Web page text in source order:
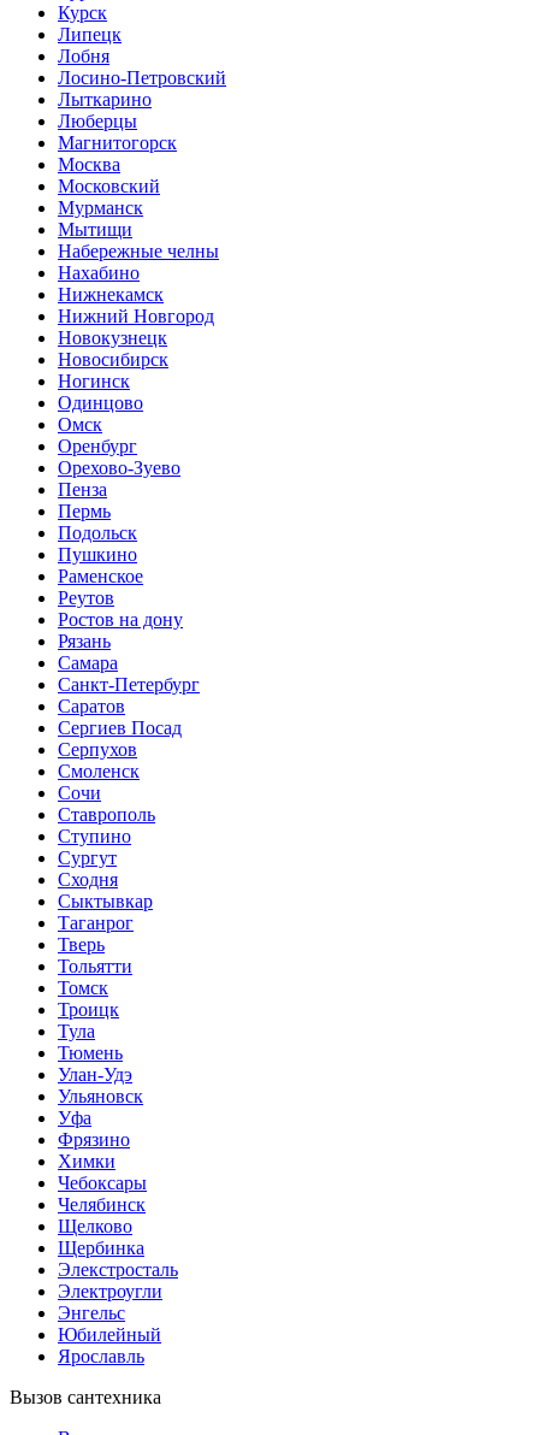
Курск
Липецк
Лобня
Лосино-Петровский
Лыткарино
Люберцы
Магнитогорск
Москва
Московский
Мурманск
Мытищи
Набережные челны
Нахабино
Нижнекамск
Нижний Новгород
Новокузнецк
Новосибирск
Ногинск
Одинцово
Омск
Оренбург
Орехово-Зуево
Пенза
Пермь
Подольск
Пушкино
Раменское
Реутов
Ростов на дону
Рязань
Самара
Санкт-Петербург
Саратов
Сергиев Посад
Серпухов
Смоленск
Сочи
Ставрополь
Ступино
Сургут
Сходня
Сыктывкар
Таганрог
Тверь
Тольятти
Томск
Троицк
Тула
Тюмень
Улан-Удэ
Ульяновск
Уфа
Фрязино
Химки
Чебоксары
Челябинск
Щелково
Щербинка
Элекстросталь
Электроугли
Энгельс
Юбилейный
Ярославль
Вызов сантехника